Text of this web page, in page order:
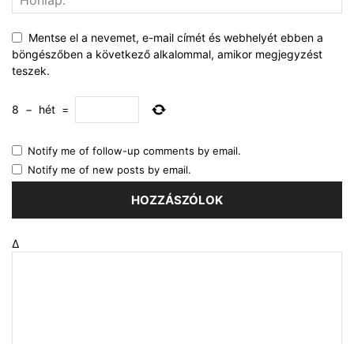
Mentse el a nevemet, e-mail címét és webhelyét ebben a
böngészőben a következő alkalommal, amikor megjegyzést
teszek.
8 − hét =
Notify me of follow-up comments by email.
Notify me of new posts by email.
Δ